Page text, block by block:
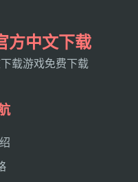
方中文下载
载游戏免费下载